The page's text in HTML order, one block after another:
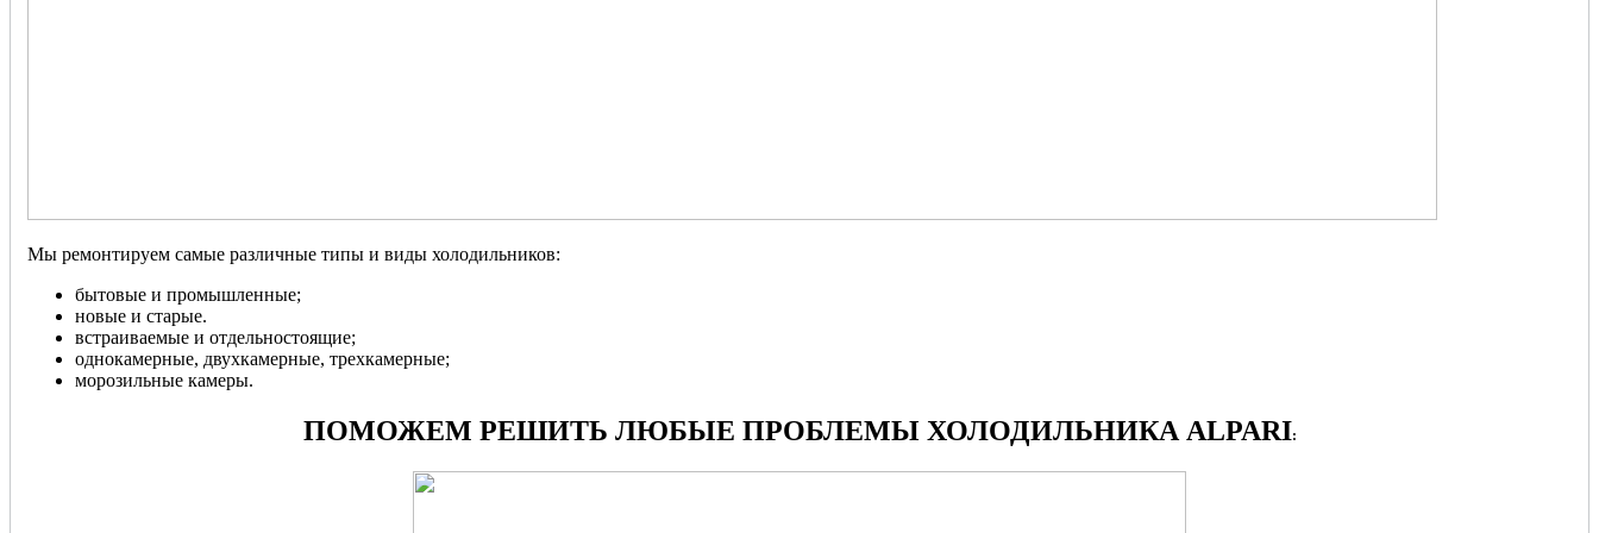
Мы ремонтируем самые различные типы и виды холодильников:
бытовые и промышленные;
новые и старые.
встраиваемые и отдельностоящие;
однокамерные, двухкамерные, трехкамерные;
морозильные камеры.
ПОМОЖЕМ РЕШИТЬ ЛЮБЫЕ ПРОБЛЕМЫ ХОЛОДИЛЬНИКА ALPARI: